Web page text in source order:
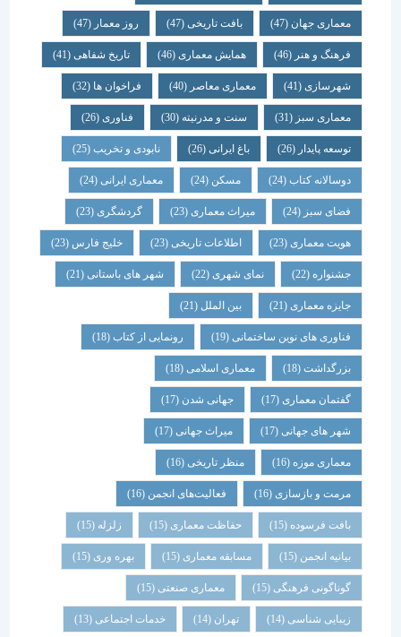
معماری جهان (47) بافت تاریخی(47) روز معمار(47)
فرهنگ و هنر(46) همایش معماری (46) تاریخ شفاهی (41)
شهرسازی(41) معماری معاصر(40) فراخوان ها (32)
معماری سبز(31) سنت و مدرنیته(30) فناوری (26)
توسعه پایدار(26) باغ ایرانی(26) نابودی و تخریب(25)
دوسالانه کتاب(24) مسکن (24) معماری ایرانی(24)
فضای سبز(24) میراث معماری (23) گردشگری (23)
هویت معماری (23) اطلاعات تاریخی(23) خلیج فارس(23)
جشنواره(22) نمای شهری(22) شهر های باستانی (21)
جایزه معماری (21) بین الملل(21)
فناوری های نوین ساختمانی(19) رونمایی از کتاب (18)
بزرگداشت (18) معماری اسلامی(18)
گفتمان معماری (17) جهانی شدن(17)
شهر های جهانی(17) میراث جهانی(17)
معماری موزه(16) منظر تاریخی (16)
مرمت و بازسازی(16) فعالیت‌های انجمن(16)
بافت فرسوده (15) حفاظت معماری (15) زلزله
بیانیه انجمن(15) مسابقه معماری (15) بهره وری(15)
گوناگونی فرهنگی (15) معماری صنعتی(15)
زیبایی شناسی (14) تهران خدمات اجتماعی (13)